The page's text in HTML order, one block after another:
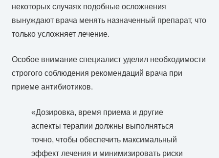
некоторых случаях подобные осложнения
вынуждают врача менять назначенный препарат, что
только усложняет лечение.
Особое внимание специалист уделил необходимости
строгого соблюдения рекомендаций врача при
приеме антибиотиков.
«Дозировка, время приема и другие
аспекты терапии должны выполняться
точно, чтобы обеспечить максимальный
эффект лечения и минимизировать риски